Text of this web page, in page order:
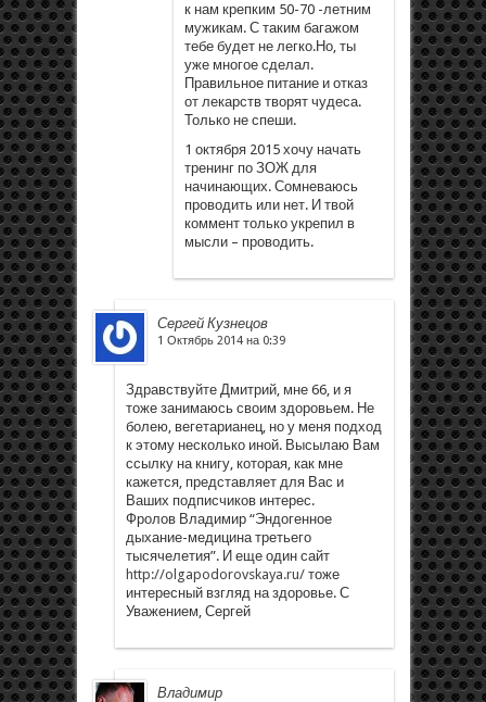
к нам крепким 50-70 -летним
мужикам. С таким багажом
тебе будет не легко.Но, ты
уже многое сделал.
Правильное питание и отказ
от лекарств творят чудеса.
Только не спеши.
1 октября 2015 хочу начать
тренинг по ЗОЖ для
начинающих. Сомневаюсь
проводить или нет. И твой
коммент только укрепил в
мысли – проводить.
Сергей Кузнецов
1 Октябрь 2014 на 0:39
Здравствуйте Дмитрий, мне 66, и я
тоже занимаюсь своим здоровьем. Не
болею, вегетарианец, но у меня подход
к этому несколько иной. Высылаю Вам
ссылку на книгу, которая, как мне
кажется, представляет для Вас и
Ваших подписчиков интерес.
Фролов Владимир “Эндогенное
дыхание-медицина третьего
тысячелетия”. И еще один сайт
http://olgapodorovskaya.ru/тоже
интересный взгляд на здоровье. С
Уважением, Сергей
Владимир